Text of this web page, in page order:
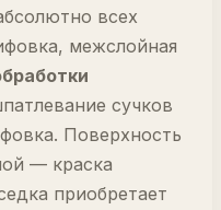
всех
межслойная
сучков
Поверхность
— краска
приобретает